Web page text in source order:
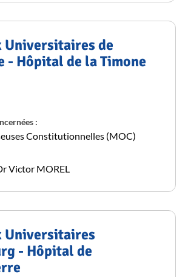
Universitaires de
- Hôpital de la Timone
:
Constitutionnelles (MOC)
Victor MOREL
Universitaires
- Hôpital de